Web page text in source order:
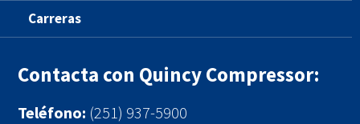
Carreras
Contacta con Quincy Compressor:
Teléfono: (251) 937-5900